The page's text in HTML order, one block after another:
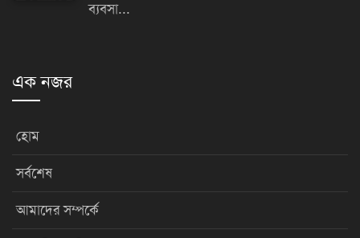
ব্যবসা...
এক নজর
হোম
সর্বশেষ
আমাদের সম্পর্কে